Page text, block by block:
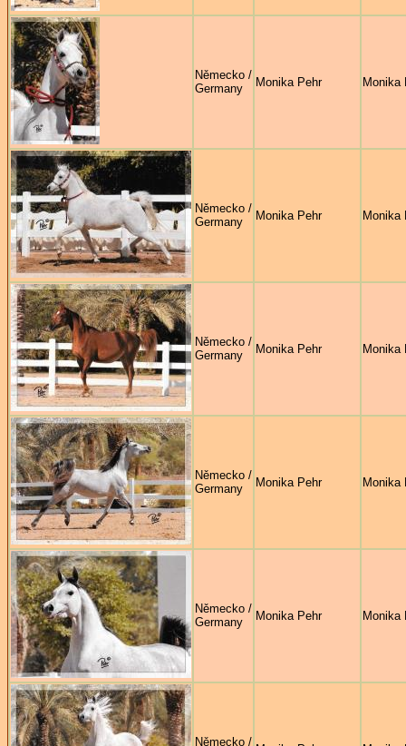
Německo /
Germany
Monika Pehr Monika
Německo /
Germany
Monika Pehr Monika
Německo /
Germany
Monika Pehr Monika
Německo /
Germany
Monika Pehr Monika
Německo /
Germany
Monika Pehr Monika
Německo /